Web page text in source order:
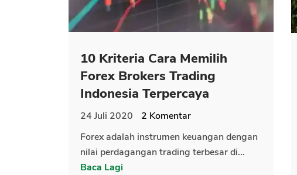
10 Kriteria Cara Memilih
Forex Brokers Trading
Indonesia Terpercaya
24 Juli 2020 2 Komentar
Forex adalah instrumen keuangan dengan
nilai perdagangan trading terbesar di...
Baca Lagi